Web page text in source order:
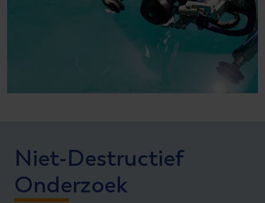
Niet-Destructief
Onderzoek